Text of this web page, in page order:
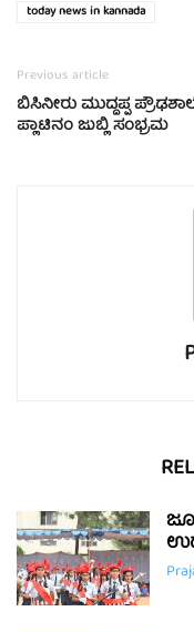
today news in kannada
Previous article
ಬಿಸಿನೀರು ಮುದ್ದಪ್ಪ
ಪ್ಲಾಟಿನಂ ಜುಬ್ಲಿ ಸಂಭ್ರಮ